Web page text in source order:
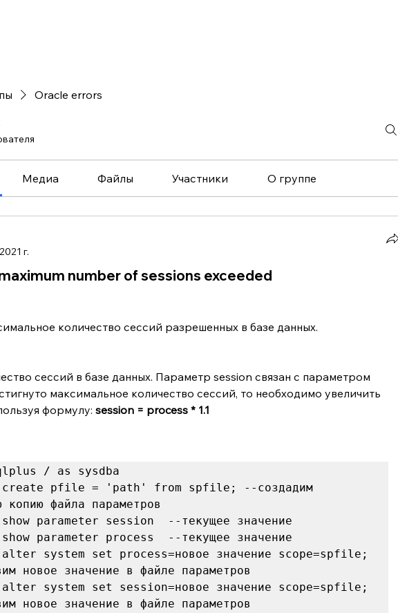
Oracle errors
Медиа Файлы Участники О группе
г.
number of sessions exceeded
количество сессий разрешенных в базе данных.
сессий в базе данных. Параметр session связан с параметром
максимальное количество сессий, то необходимо увеличить
формулу: session = process * 1.1
create pfile = 'path' from spfile; --создадим
alter system set process=новое значение scope=spfile;
alter system set session=новое значение scope=spfile;